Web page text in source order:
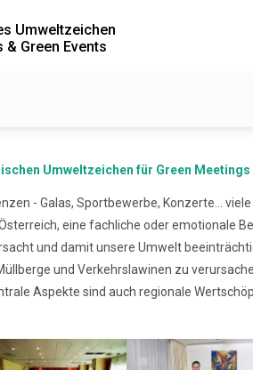
Umweltzeichen
& Green Events
Umweltzeichen für Green Meetings
- Galas, Sportbewerbe, Konzerte...
eine fachliche oder emotionale
und damit unsere Umwelt
und Verkehrslawinen zu
Aspekte sind auch regionale